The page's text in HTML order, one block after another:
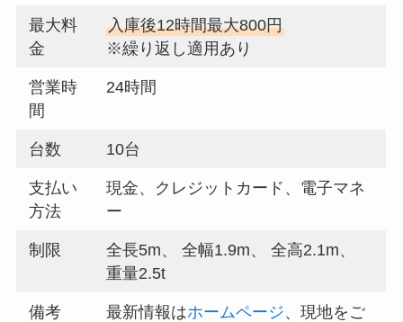
最大料
金
入庫後12時間最大800円
※繰り返し適用あり
営業時
間
24時間
台数 10台
支払い
方法
現金、クレジットカード、電子マネ
ー
制限
全長5m、 全幅1.9m、 全高2.1m、
重量2.5t
備考 最新情報はホームページ、現地をご